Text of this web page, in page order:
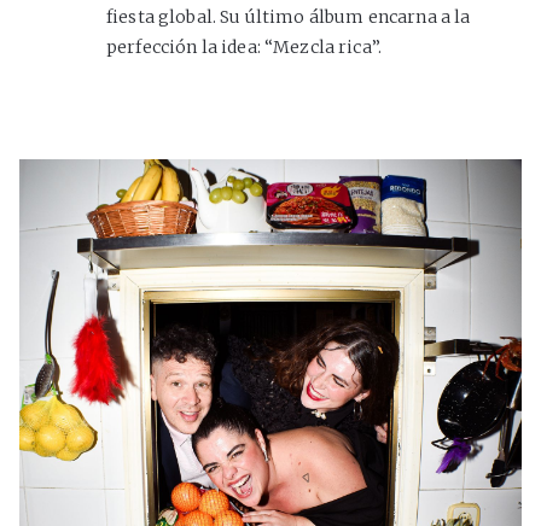
fiesta global. Su último álbum encarna a la
perfección la idea: “Mezcla rica”.